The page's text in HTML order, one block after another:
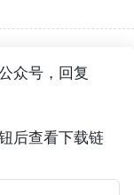
众号，回复
后查看下载链